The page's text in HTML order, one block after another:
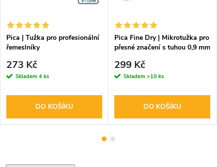
Pica | Tužka pro profesionální
řemeslníky
273 Kč
Skladem 4 ks
DO KOŠÍKU
Pica Fine Dry | Mikrotužka pro
přesné značení s tuhou 0,9 mm
299 Kč
Skladem >10 ks
DO KOŠÍKU